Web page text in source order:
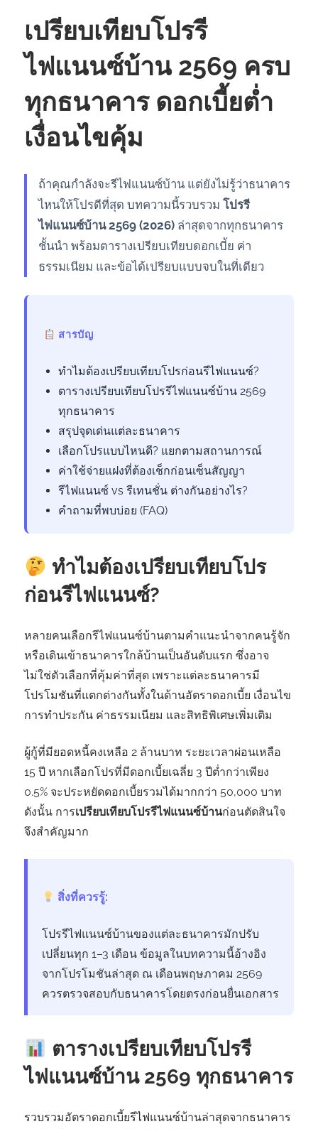
เปรียบเทียบโปรรี
ไฟแนนซ์บ้าน 2569 ครบ
ทุกธนาคาร ดอกเบี้ยต่ำ
เงื่อนไขคุ้ม
ถ้าคุณกำลังจะรีไฟแนนซ์บ้าน แต่ยังไม่รู้ว่าธนาคาร
ไหนให้โปรดีที่สุด บทความนี้รวบรวม โปรรี
ไฟแนนซ์บ้าน 2569 (2026) ล่าสุดจากทุกธนาคาร
ชั้นนำ พร้อมตารางเปรียบเทียบดอกเบี้ย ค่า
ธรรมเนียม และข้อได้เปรียบแบบจบในที่เดียว
สารบัญ
ทำไมต้องเปรียบเทียบโปรก่อนรีไฟแนนซ์?
ตารางเปรียบเทียบโปรรีไฟแนนซ์บ้าน 2569
ทุกธนาคาร
สรุปจุดเด่นแต่ละธนาคาร
เลือกโปรแบบไหนดี? แยกตามสถานการณ์
ค่าใช้จ่ายแฝงที่ต้องเช็กก่อนเซ็นสัญญา
รีไฟแนนซ์ vs รีเทนชั่น ต่างกันอย่างไร?
คำถามที่พบบ่อย (FAQ)
ทำไมต้องเปรียบเทียบโปร
ก่อนรีไฟแนนซ์?
หลายคนเลือกรีไฟแนนซ์บ้านตามคำแนะนำจากคนรู้จัก
หรือเดินเข้าธนาคารใกล้บ้านเป็นอันดับแรก ซึ่งอาจ
ไม่ใช่ตัวเลือกที่คุ้มค่าที่สุด เพราะแต่ละธนาคารมี
โปรโมชันที่แตกต่างกันทั้งในด้านอัตราดอกเบี้ย เงื่อนไข
การทำประกัน ค่าธรรมเนียม และสิทธิพิเศษเพิ่มเติม
ผู้กู้ที่มียอดหนี้คงเหลือ 2 ล้านบาท ระยะเวลาผ่อนเหลือ
15 ปี หากเลือกโปรที่มีดอกเบี้ยเฉลี่ย 3 ปีต่ำกว่าเพียง
0.5% จะประหยัดดอกเบี้ยรวมได้มากกว่า 50,000 บาท
ดังนั้น การเปรียบเทียบโปรรีไฟแนนซ์บ้านก่อนตัดสินใจ
จึงสำคัญมาก
สิ่งที่ควรรู้:
โปรรีไฟแนนซ์บ้านของแต่ละธนาคารมักปรับ
เปลี่ยนทุก 1–3 เดือน ข้อมูลในบทความนี้อ้างอิง
จากโปรโมชันล่าสุด ณ เดือนพฤษภาคม 2569
ควรตรวจสอบกับธนาคารโดยตรงก่อนยื่นเอกสาร
ตารางเปรียบเทียบโปรรี
ไฟแนนซ์บ้าน 2569 ทุกธนาคาร
รวบรวมอัตราดอกเบี้ยรีไฟแนนซ์บ้านล่าสุดจากธนาคาร